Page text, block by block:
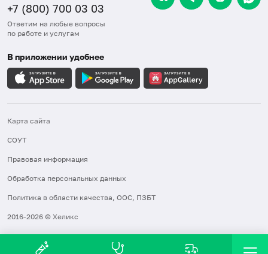
+7 (800) 700 03 03
Ответим на любые вопросы
по работе и услугам
В приложении удобнее
Карта сайта
СОУТ
Правовая информация
Обработка персональных данных
Политика в области качества, ООС, ПЗБТ
2016-2026 © Хеликс